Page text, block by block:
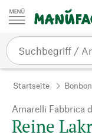
Zum Inhalt springen
Startseite
Amarelli Fabbrica
Reine